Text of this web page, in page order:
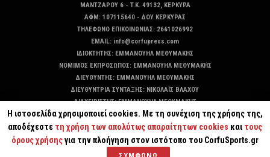
MANTZAΡΟΥ 6 - T.K. 49132, ΚΕΡΚΥΡΑ
ΑΦΜ: 107115640 - ΔΟΥ ΚΕΡΚΥΡΑΣ
ΤΗΛΕΦΩΝΟ ΕΠΙΚΟΙΝΩΝΙΑΣ: 2661026992
EMAIL: info@corfupress.com
ΙΔΙΟΚΤΗΤΗΣ: EMMANOYΗΛ ΜΕΘΥΜΑΚΗΣ
ΝΟΜΙΜΟΣ ΕΚΠΡΟΣΩΠΟΣ: EMMANOYΗΛ ΜΕΘΥΜΑΚΗΣ
ΔΙΕΥΘΥΝΤΗΣ: EMMANOYΗΛ ΜΕΘΥΜΑΚΗΣ
ΔΙΕΥΘΥΝΤΡΙΑ ΣΥΝΤΑΞΗΣ: ΝΙΚΟΛΑΪΣ ΒΛΑΧΟΥ
ΔΙΑΧΕΙΡΙΣΤΗΣ: EMMANOYΗΛ ΜΕΘΥΜΑΚΗΣ
ΔΙΚΑΙΟΥΧΟΣ DOMAIN: ΕΜΜΑΝΟΥΗΛ ΜΕΘΥΜΑΚΗΣ
Η ιστοσελίδα χρησιμοποιεί cookies. Με τη συνέχιση της χρήσης της,
αποδέχεστε τη χρήση των απολύτως απαραίτητων cookies και τους
όρους χρήσηςγια την πλοήγηση στον ιστότοπο του CorfuSports.gr